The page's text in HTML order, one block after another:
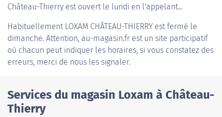
Château-Thierry est ouvert le lundi en l'appelant...
Habituellement LOXAM CHÂTEAU-THIERRY est fermé le
dimanche. Attention, au-magasin.fr est un site participatif
où chacun peut indiquer les horaires, si vous constatez des
erreurs, merci de nous les signaler.
Services du magasin Loxam à Château-
Thierry